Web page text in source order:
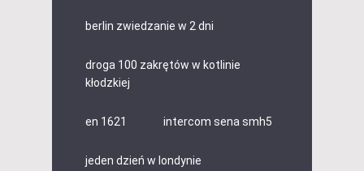
berlin zwiedzanie w 2 dni
droga 100 zakrętów w kotlinie
kłodzkiej
en 1621 intercom sena smh5
jeden dzień w londynie